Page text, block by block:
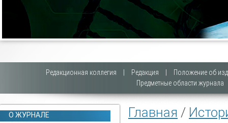
Редакционная коллегия Редакция
Положение об
Предметные области журнала
О ЖУРНАЛЕ Главная /